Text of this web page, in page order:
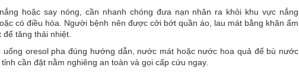
hoặc say nóng, cần nhanh chóng đưa nạn nhân ra khỏi khu vực nắng
có điều hòa. Người bệnh nên được cởi bớt quần áo, lau mát bằng khăn ẩm
tăng thải nhiệt.
uống oresol pha đúng hướng dẫn, nước mát hoặc nước hoa quả để bù nước
cần đặt nằm nghiêng an toàn và gọi cấp cứu ngay.